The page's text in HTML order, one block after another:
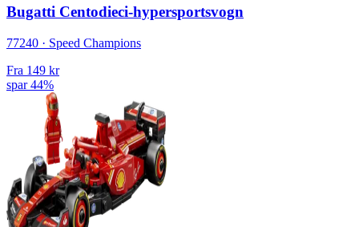
Bugatti Centodieci-hypersportsvogn
77240 · Speed Champions
Fra 149 kr
spar 44%